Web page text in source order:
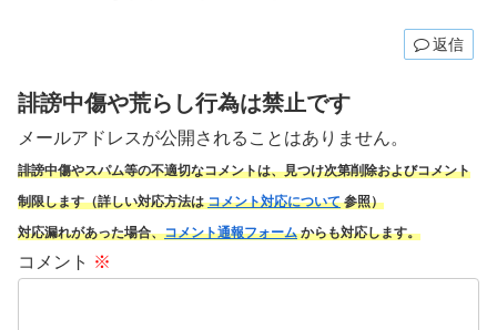
返信
誹謗中傷や荒らし行為は禁止です
メールアドレスが公開されることはありません。
誹謗中傷やスパム等の不適切なコメントは、見つけ次第削除およびコメント
制限します（詳しい対応方法はコメント対応について参照）
対応漏れがあった場合、コメント通報フォームからも対応します。
コメント ※